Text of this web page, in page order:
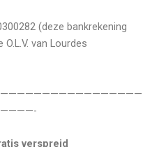
(deze bankrekening
van Lourdes
verspreid